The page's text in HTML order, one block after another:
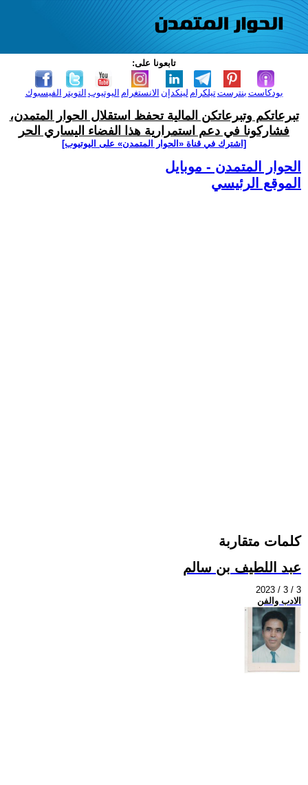
تابعونا على:
الفيسبوك التويتر اليوتيوب الانستغرام لينكدإن تيلكرامبنترست بودكاست
تبرعاتكم وتبرعاتكن المالية تحفظ استقلال الحوار المتمدن،
فشاركونا في دعم استمرارية هذا الفضاء اليساري الحر
[اشترك في قناة ‫«الحوار المتمدن» على اليوتيوب]
الحوار المتمدن - موبايل
الموقع الرئيسي
كلمات متقاربة
عبد اللطيف بن سالم
2023 / 3 / 3
الادب والفن